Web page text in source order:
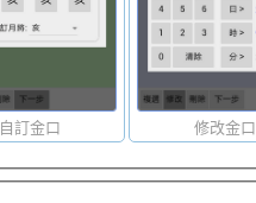
自訂金口 修改金口